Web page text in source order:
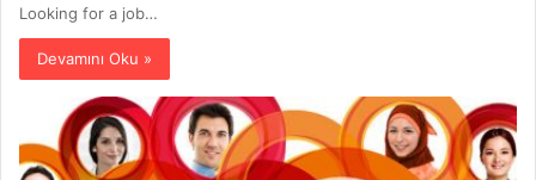
Looking for a job…
Devamını Oku »